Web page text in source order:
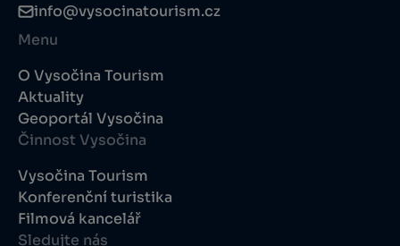
info@vysocinatourism.cz
Menu
O Vysočina Tourism
Aktuality
Geoportál Vysočina
Činnost Vysočina
Vysočina Tourism
Konferenční turistika
Filmová kancelář
Sledujte nás